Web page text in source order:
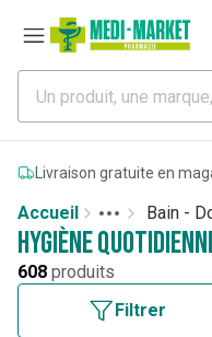
Livraison gratuite en
Accueil
More
Toggle menu
Bain -
Hygiène
608 produits
Filtrer